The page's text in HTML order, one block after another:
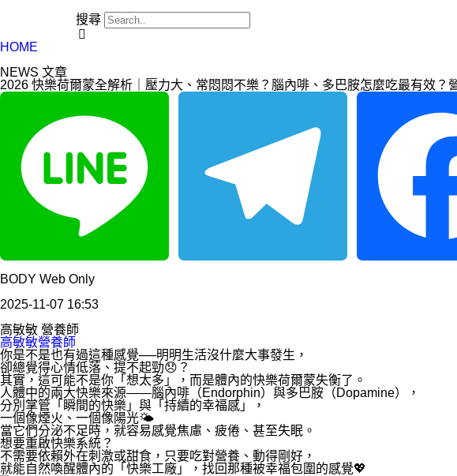
搜尋
HOME
NEWS 文章
2026 快樂荷爾蒙全解析｜壓力大、常悶悶不樂？腦內啡、多巴胺怎麼吃最有效
Line Telegram Facebook
BODY Web Only
2025-11-07 16:53
高敏敏 營養師
高敏敏營養師
你是不是也有過這種感覺──明明生活沒什麼大事發生，
卻總覺得心情低落、提不起勁😞？
其實，這可能不是你「想太多」，而是體內的快樂荷爾蒙失衡了。
人體中的兩大快樂來源——腦內啡（Endorphin）與多巴胺（Dopamine），
分別掌管「瞬間的快樂」與「持續的幸福感」，
一個像煙火、一個像陽光🌤️
當它們分泌不足時，就容易感覺焦慮、疲倦、甚至失眠。
想要重啟快樂系統？
不需要依賴外在刺激或甜食，只要吃對營養、動得剛好，
就能自然喚醒體內的「快樂工廠」，找回那種被幸福包圍的感覺💖